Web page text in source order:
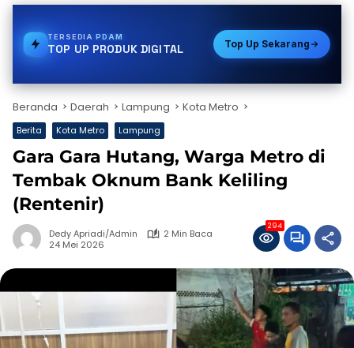
TERSEDIASTREAMING
TOP UP PRODUK DIGITAL Top Up Sekarang
Beranda Daerah Lampung Kota Metro
Berita Kota Metro Lampung
Gara Gara Hutang, Warga Metro di
Tembak Oknum Bank Keliling
(Rentenir)
Dedy Apriadi/Admin
2 Min Baca
24 Mei 2026
294